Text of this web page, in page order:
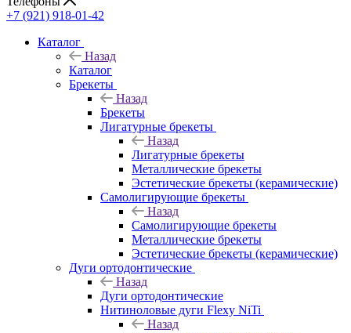
+7 (921) 918-01-42
Каталог
Назад
Каталог
Брекеты
Назад
Брекеты
Лигатурные брекеты
Назад
Лигатурные брекеты
Металлические брекеты
Эстетические брекеты (керамические)
Самолигирующие брекеты
Назад
Самолигирующие брекеты
Металлические брекеты
Эстетические брекеты (керамические)
Дуги ортодонтические
Назад
Дуги ортодонтические
Нитиноловые дуги Flexy NiTi
Назад